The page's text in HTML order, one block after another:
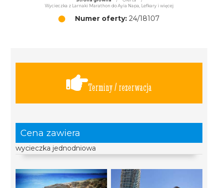
Wycieczka z Larnaki Marathon do Ayia Napa, Lefkary i więcej
Numer oferty: 24/18107
Terminy / rezerwacja
Cena zawiera
wycieczka jednodniowa